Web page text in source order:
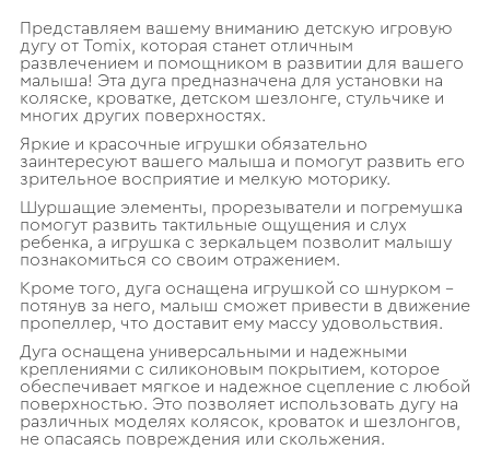
Представляем вашему вниманию детскую игровую
дугу от Tomix, которая станет отличным
развлечением и помощником в развитии для вашего
малыша! Эта дуга предназначена для установки на
коляске, кроватке, детском шезлонге, стульчике и
многих других поверхностях.
Яркие и красочные игрушки обязательно
заинтересуют вашего малыша и помогут развить его
зрительное восприятие и мелкую моторику.
Шуршащие элементы, прорезыватели и погремушка
помогут развить тактильные ощущения и слух
ребенка, а игрушка с зеркальцем позволит малышу
познакомиться со своим отражением.
Кроме того, дуга оснащена игрушкой со шнурком –
потянув за него, малыш сможет привести в движение
пропеллер, что доставит ему массу удовольствия.
Дуга оснащена универсальными и надежными
креплениями с силиконовым покрытием, которое
обеспечивает мягкое и надежное сцепление с любой
поверхностью. Это позволяет использовать дугу на
различных моделях колясок, кроваток и шезлонгов,
не опасаясь повреждения или скольжения.